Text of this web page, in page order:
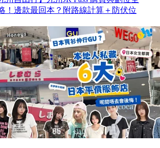
！邊款最回本？附路線計算＋防伏位